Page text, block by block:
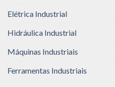
Elétrica Industrial
Hidráulica Industrial
Máquinas Industriais
Ferramentas Industriais